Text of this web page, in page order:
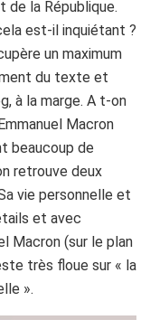
de la République.
est-il inquiétant ?
un maximum
du texte et
à la marge. A t-on
Macron
beaucoup de
retrouve deux
vie personnelle et
et avec
Macron (sur le plan
très floue sur « la
».